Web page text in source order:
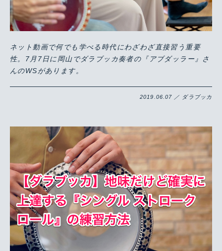
ネット動画で何でも学べる時代にわざわざ直接習う重要
性。7月7日に岡山でダラブッカ奏者の『アブダッラー』さ
んのWSがあります。
2019.06.07 ／ ダラブッカ